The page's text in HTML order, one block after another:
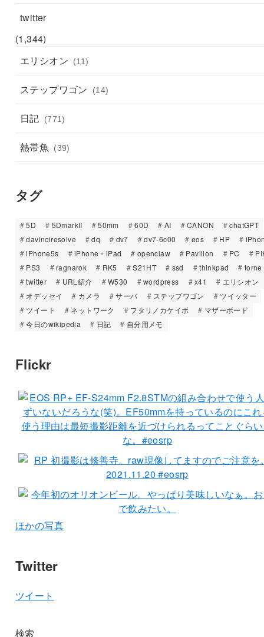
twitter
(1,344)
エリシオン
(11)
ステップワゴン (14)
日記 (771)
熱帯魚 (39)
タグ
5D 5DmarkII 50mm 60D AI CANON
chatGPT
davinciresolve
dq dv7 dv7-6c00 eos HP
iPhone5s
iPhone・iPad openclaw Pavilion PC
PS3
ragnarok RK5 S21HT ssd thinkpad
torne
twitter
URL紹介 W530 wordpress x41
エリシオン
オデッセイ
カメラ サーバ ステップワゴン
ツイッター
ツイート
ネットワーク フタリノカケイボ
マザーボード
今日のwikipedia
日記 自分用メモ
Flickr
ほかの写真
Twitter
ツイート
検索